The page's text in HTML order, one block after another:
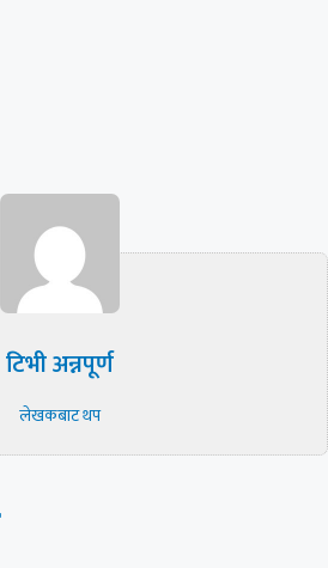
टिभी अन्नपूर्ण
लेखकबाट थप